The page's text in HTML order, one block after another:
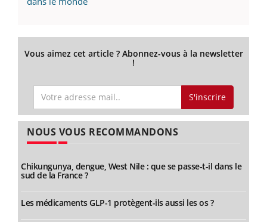
Vous aimez cet article ? Abonnez-vous à la newsletter
!
S'inscrire
NOUS VOUS RECOMMANDONS
Chikungunya, dengue, West Nile : que se passe-t-il dans le
sud de la France ?
Les médicaments GLP-1 protègent-ils aussi les os ?